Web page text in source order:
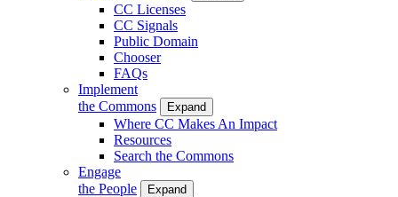
CC Licenses
CC Signals
Public Domain
Chooser
FAQs
Implement
the Commons
Expand
Where CC Makes An Impact
Resources
Search the Commons
Engage
the People
Expand